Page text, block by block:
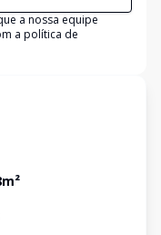
a nossa equipe
a política de
m²